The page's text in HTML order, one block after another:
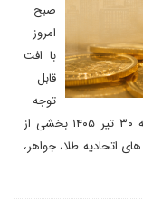
صبح
امروز
با افت
قابل
توجه
قیمت ها آغاز شده بود، در معاملات عصر سه شنبه ۳۰ تیر ۱۴۰۵ بخشی از
اتحادیه طلا، جواهر،